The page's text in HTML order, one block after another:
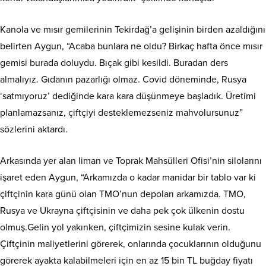
Kanola ve mısır gemilerinin Tekirdağ’a gelişinin birden azaldığını
belirten Aygun, “Acaba bunlara ne oldu? Birkaç hafta önce mısır
gemisi burada doluydu. Bıçak gibi kesildi. Buradan ders
almalıyız. Gıdanın pazarlığı olmaz. Covid döneminde, Rusya
‘satmıyoruz’ dediğinde kara kara düşünmeye başladık. Üretimi
planlamazsanız, çiftçiyi desteklemezseniz mahvolursunuz”
sözlerini aktardı.
Arkasında yer alan liman ve Toprak Mahsülleri Ofisi’nin silolarını
işaret eden Aygun, “Arkamızda o kadar manidar bir tablo var ki
çiftçinin kara günü olan TMO’nun depoları arkamızda. TMO,
Rusya ve Ukrayna çiftçisinin ve daha pek çok ülkenin dostu
olmuş.Gelin yol yakınken, çiftçimizin sesine kulak verin.
Çiftçinin maliyetlerini görerek, onlarında çocuklarının olduğunu
görerek ayakta kalabilmeleri için en az 15 bin TL buğday fiyatı